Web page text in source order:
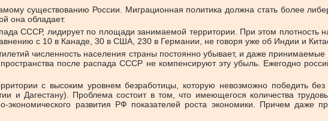
существованию России. Миграционная политика должна стать более
она обладает.
СССР, лидирует по площади занимаемой территории. При этом плотность
с 10 в Канаде, 30 в США, 230 в Германии, не говоря уже об Индии и
численность населения страны постоянно убывает, и даже
пространства после распада СССР не компенсируют эту убыль. Ежегодно
с высоким уровнем безработицы, которую невозможно победить без
и Дагестану). Проблема состоит в том, что имеющегося количества
экономического развития РФ показателей роста экономики. Причем даже